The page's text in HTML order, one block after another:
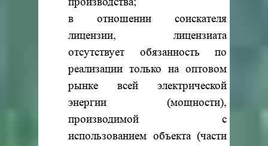
в отношении соискателя
лицензии, лицензиата
отсутствует обязанность по
реализации только на оптовом
рынке всей электрической
энергии (мощности),
производимой с
использованием объекта (части